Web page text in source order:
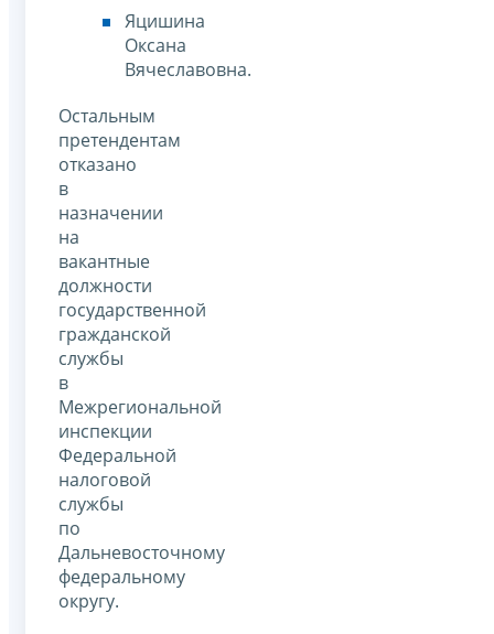
Яцишина
Оксана
Вячеславовна.
Остальным
претендентам
отказано
в
назначении
на
вакантные
должности
государственной
гражданской
службы
в
Межрегиональной
инспекции
Федеральной
налоговой
службы
по
Дальневосточному
федеральному
округу.